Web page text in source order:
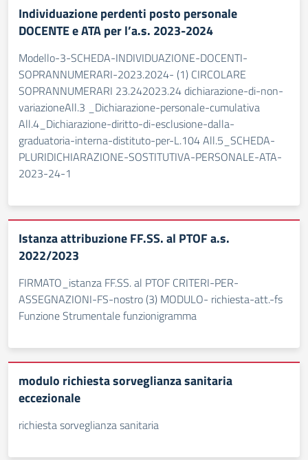
Individuazione perdenti posto personale
DOCENTE e ATA per l’a.s. 2023-2024
Modello-3-SCHEDA-INDIVIDUAZIONE-DOCENTI-
SOPRANNUMERARI-2023.2024- (1) CIRCOLARE
SOPRANNUMERARI 23.242023.24 dichiarazione-di-non-
variazioneAll.3 _Dichiarazione-personale-cumulativa
All.4_Dichiarazione-diritto-di-esclusione-dalla-
graduatoria-interna-distituto-per-L.104 All.5_SCHEDA-
PLURIDICHIARAZIONE-SOSTITUTIVA-PERSONALE-ATA-
2023-24-1
Istanza attribuzione FF.SS. al PTOF a.s.
2022/2023
FIRMATO_istanza FF.SS. al PTOF CRITERI-PER-
ASSEGNAZIONI-FS-nostro (3) MODULO- richiesta-att.-fs
Funzione Strumentale funzionigramma
modulo richiesta sorveglianza sanitaria
eccezionale
richiesta sorveglianza sanitaria